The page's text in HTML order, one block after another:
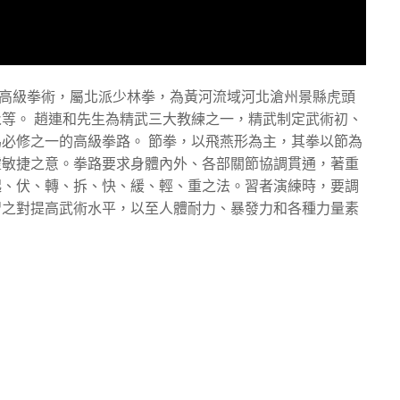
級拳術，屬北派少林拳，為黃河流域河北滄州景縣虎頭
。 趙連和先生為精武三大教練之一，精武制定武術初、
修之一的高級拳路。 節拳，以飛燕形為主，其拳以節為
捷之意。拳路要求身體內外、各部關節協調貫通，著重
伏、轉、拆、快、緩、輕、重之法。習者演練時，要調
對提高武術水平，以至人體耐力、暴發力和各種力量素